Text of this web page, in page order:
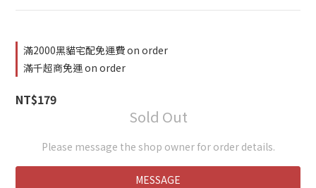
滿2000黑貓宅配免運費 on order
滿千超商免運 on order
NT$179
Sold Out
Please message the shop owner for order details.
MESSAGE